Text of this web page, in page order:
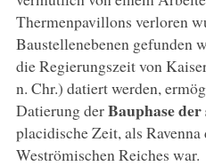
Thermenpavillons verloren
Baustellenebenen gefunden
die Regierungszeit von
n. Chr.) datiert werden,
Datierung derBauphase
placidische Zeit, als Ravenna
Weströmischen Reiches war.